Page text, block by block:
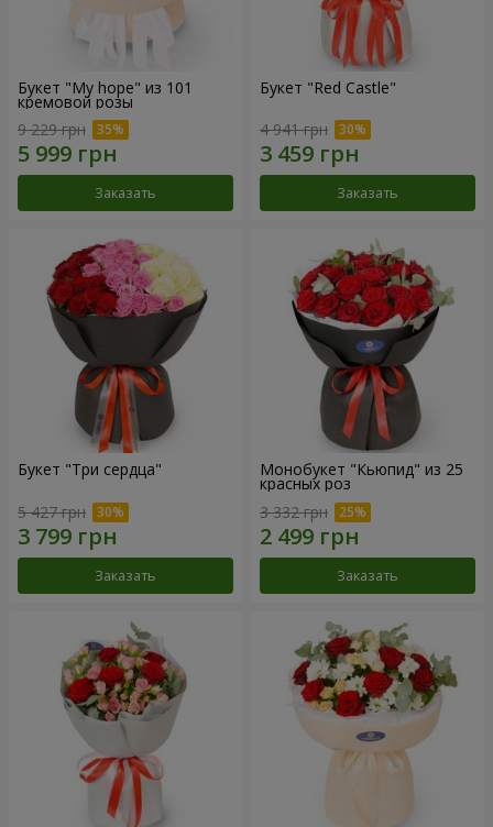
Букет "My hope" из 101
кремовой розы
9 229 грн
Заказать
Букет "Red Castle"
4 941 грн
Заказать
Букет "Три сердца"
5 427 грн
Заказать
Монобукет "Кьюпид" из 25
красных роз
3 332 грн
Заказать